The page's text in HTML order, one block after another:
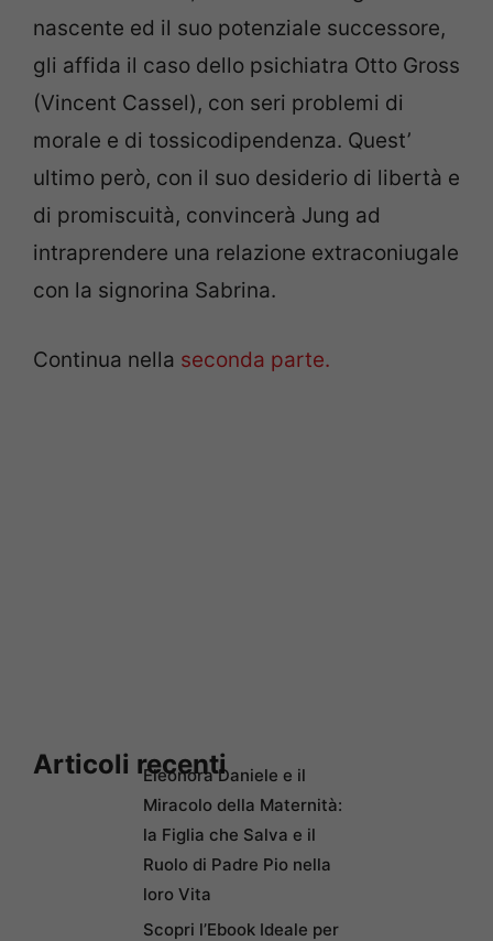
nascente ed il suo potenziale successore,
gli affida il caso dello psichiatra Otto Gross
(Vincent Cassel), con seri problemi di
morale e di tossicodipendenza. Quest’
ultimo però, con il suo desiderio di libertà e
di promiscuità, convincerà Jung ad
intraprendere una relazione extraconiugale
con la signorina Sabrina.
Continua nella seconda parte.
Articoli recentiEleonora Daniele e il
Miracolo della Maternità:
la Figlia che Salva e il
Ruolo di Padre Pio nella
loro Vita
Scopri l’Ebook Ideale per